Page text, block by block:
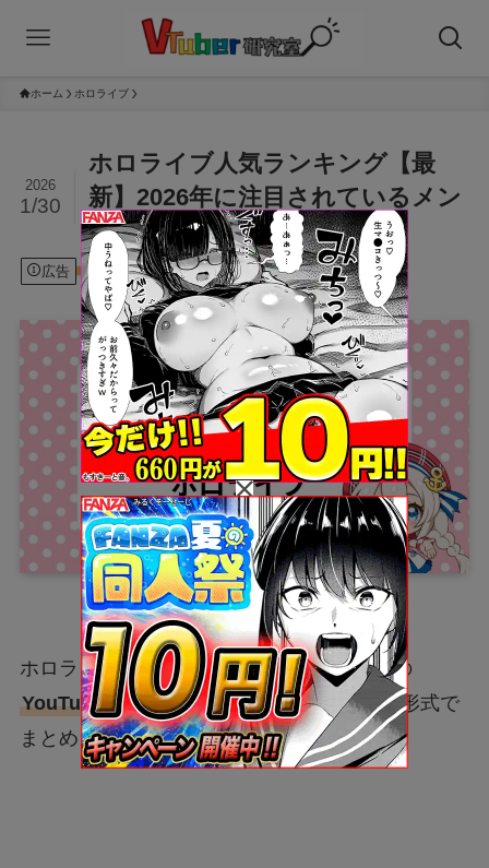
ホーム ホロライブ
ホロライブ人気ランキング【最
新】2026年に注目されているメン
バーは？
2026
1/30
広告 ホロライブ 2026年1月30日
ホロライブ所属VTuberを、2026年1月時点の
YouTubeの登録者数が多い順にランキング形式で
まとめました。